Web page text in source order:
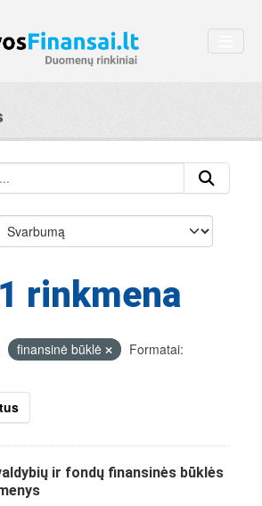
rinkmena
finansinė būklė
Formatai:
ir fondų finansinės būklės